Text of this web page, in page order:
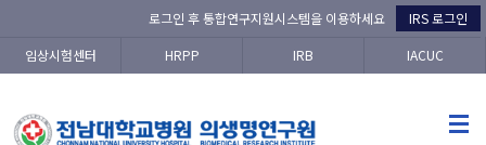
임상시험센터 HRPP IRB IACUC
로그인 후 통합연구지원시스템을 이용하세요 IRS 로그인